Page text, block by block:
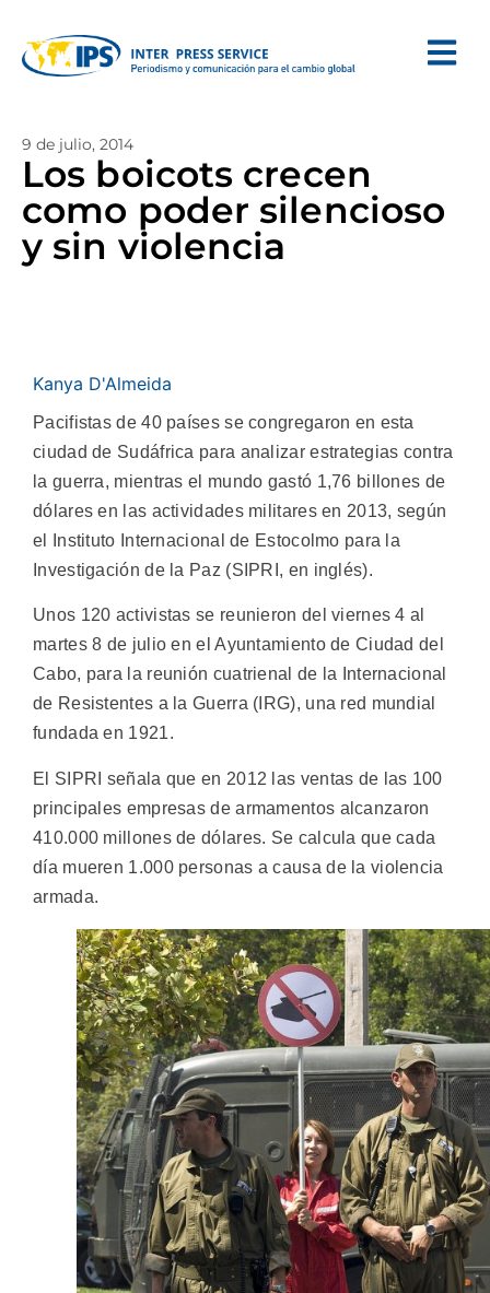
9 de julio, 2014
Los boicots crecen
como poder silencioso
y sin violencia
Kanya D'Almeida
Pacifistas de 40 países se congregaron en esta
ciudad de Sudáfrica para analizar estrategias contra
la guerra, mientras el mundo gastó 1,76 billones de
dólares en las actividades militares en 2013, según
el Instituto Internacional de Estocolmo para la
Investigación de la Paz (SIPRI, en inglés).
Unos 120 activistas se reunieron del viernes 4 al
martes 8 de julio en el Ayuntamiento de Ciudad del
Cabo, para la reunión cuatrienal de la Internacional
de Resistentes a la Guerra (IRG), una red mundial
fundada en 1921.
El SIPRI señala que en 2012 las ventas de las 100
principales empresas de armamentos alcanzaron
410.000 millones de dólares. Se calcula que cada
día mueren 1.000 personas a causa de la violencia
armada.